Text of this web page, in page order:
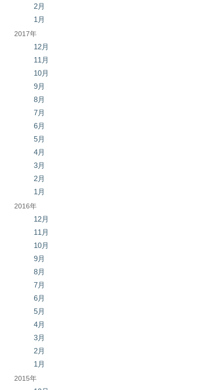
2月
1月
2017年
12月
11月
10月
9月
8月
7月
6月
5月
4月
3月
2月
1月
2016年
12月
11月
10月
9月
8月
7月
6月
5月
4月
3月
2月
1月
2015年